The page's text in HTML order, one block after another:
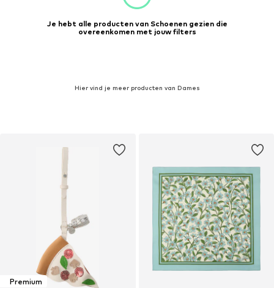
Je hebt alle producten van Schoenen gezien die
overeenkomen met jouw filters
Hier vind je meer producten van Dames
Premium